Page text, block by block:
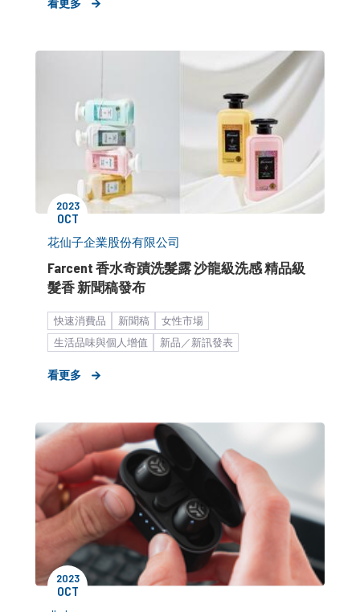
2023
OCT
花仙子企業股份有限公司
Farcent 香水奇蹟洗髮露 沙龍級洗感 精品級
髮香 新聞稿發布
快速消費品 新聞稿
女性市場
生活品味與個人增值
​新品／新訊發表
看更多
2023
OCT